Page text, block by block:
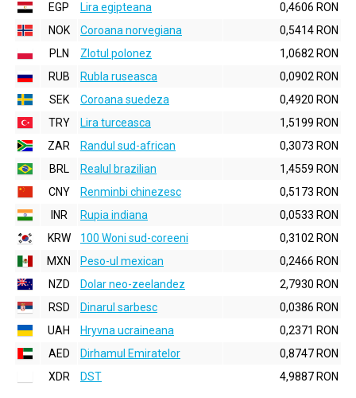
EGP
Lira egipteana
0,4606 RON
NOK
Coroana norvegiana
0,5414 RON
PLN
Zlotul polonez
1,0682 RON
RUB
Rubla ruseasca
0,0902 RON
SEK
Coroana suedeza
0,4920 RON
TRY
Lira turceasca
1,5199 RON
ZAR
Randul sud-african
0,3073 RON
BRL
Realul brazilian
1,4559 RON
CNY
Renminbi chinezesc
0,5173 RON
INR
Rupia indiana
0,0533 RON
KRW
100 Woni sud-coreeni
0,3102 RON
MXN
Peso-ul mexican
0,2466 RON
NZD
Dolar neo-zeelandez
2,7930 RON
RSD
Dinarul sarbesc
0,0386 RON
UAH
Hryvna ucraineana
0,2371 RON
AED
Dirhamul Emiratelor
0,8747 RON
XDR
DST 4,9887 RON